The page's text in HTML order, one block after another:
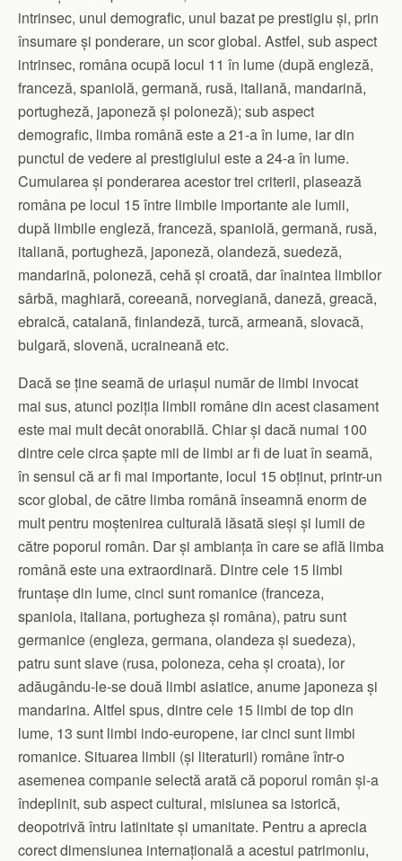
intrinsec, unul demografic, unul bazat pe prestigiu și, prin
însumare și ponderare, un scor global. Astfel, sub aspect
intrinsec, româna ocupă locul 11 în lume (după engleză,
franceză, spaniolă, germană, rusă, italiană, mandarină,
portugheză, japoneză și poloneză); sub aspect
demografic, limba română este a 21-a în lume, iar din
punctul de vedere al prestigiului este a 24-a în lume.
Cumularea și ponderarea acestor trei criterii, plasează
româna pe locul 15 între limbile importante ale lumii,
după limbile engleză, franceză, spaniolă, germană, rusă,
italiană, portugheză, japoneză, olandeză, suedeză,
mandarină, poloneză, cehă și croată, dar înaintea limbilor
sârbă, maghiară, coreeană, norvegiană, daneză, greacă,
ebraică, catalană, finlandeză, turcă, armeană, slovacă,
bulgară, slovenă, ucraineană etc.
Dacă se ține seamă de uriașul număr de limbi invocat
mai sus, atunci poziția limbii române din acest clasament
este mai mult decât onorabilă. Chiar și dacă numai 100
dintre cele circa șapte mii de limbi ar fi de luat în seamă,
în sensul că ar fi mai importante, locul 15 obținut, printr-un
scor global, de către limba română înseamnă enorm de
mult pentru moștenirea culturală lăsată sieși și lumii de
către poporul român. Dar și ambianța în care se află limba
română este una extraordinară. Dintre cele 15 limbi
fruntașe din lume, cinci sunt romanice (franceza,
spaniola, italiana, portugheza și româna), patru sunt
germanice (engleza, germana, olandeza și suedeza),
patru sunt slave (rusa, poloneza, ceha și croata), lor
adăugându-le-se două limbi asiatice, anume japoneza și
mandarina. Altfel spus, dintre cele 15 limbi de top din
lume, 13 sunt limbi indo-europene, iar cinci sunt limbi
romanice. Situarea limbii (și literaturii) române într-o
asemenea companie selectă arată că poporul român și-a
îndeplinit, sub aspect cultural, misiunea sa istorică,
deopotrivă întru latinitate și umanitate. Pentru a aprecia
corect dimensiunea internațională a acestui patrimoniu,